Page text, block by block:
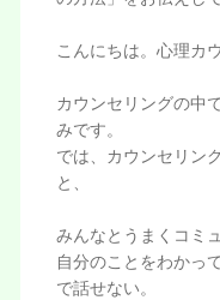
こんにちは。心理カ
カウンセリングの中
みです。
では、カウンセリン
と、
みんなとうまくコミ
自分のことをわかっ
で話せない。